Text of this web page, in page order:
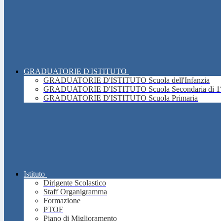
GRADUATORIE D'ISTITUTO
GRADUATORIE D'ISTITUTO Scuola dell'Infanzia
GRADUATORIE D'ISTITUTO Scuola Secondaria di
GRADUATORIE D'ISTITUTO Scuola Primaria
Istituto
Dirigente Scolastico
Staff Organigramma
Formazione
PTOF
Piano di Miglioramento